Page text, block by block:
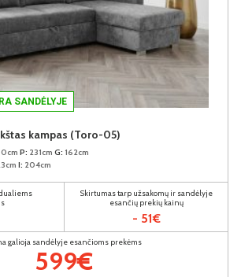
SANDĖLYJE
kampas (Toro-05)
P: 231cm G: 162cm
I: 204cm
Skirtumas tarp užsakomų ir sandėlyje
esančių prekių kainų
- 51€
galioja sandėlyje esančioms prekėms
599€